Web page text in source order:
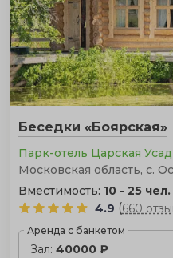
Беседки «Боярская»
Парк-отель Царская
Московская область, с.
Вместимость: 10 - 25 чел.
4.9 (660
Аренда с банкетом
Зал: 40000 ₽